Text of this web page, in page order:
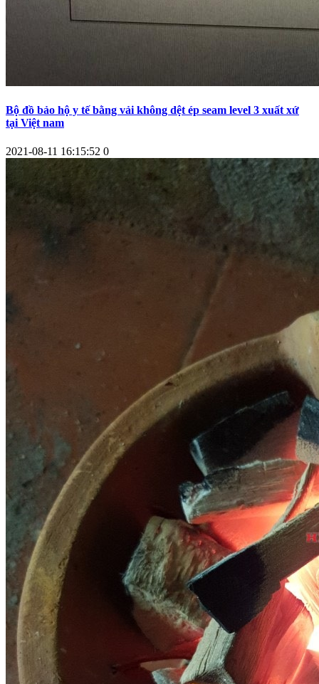
Bộ đồ bảo hộ y tế bằng vải không dệt ép seam level 3 xuất xứ
tại Việt nam
2021-08-11 16:15:52 0